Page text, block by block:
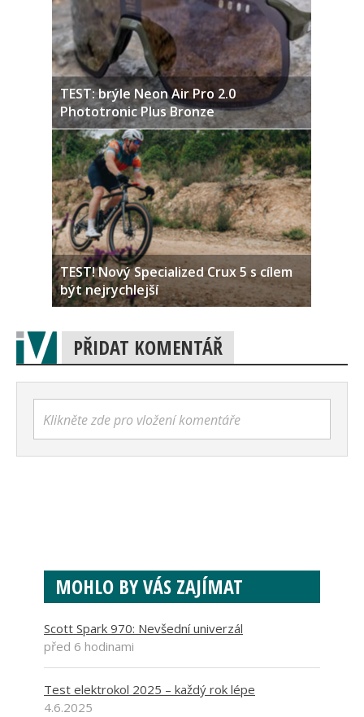
TEST: brýle Neon Air Pro 2.0
Phototronic Plus Bronze
TEST! Nový Specialized Crux 5 s cílem
být nejrychlejší
PŘIDAT KOMENTÁŘ
Klikněte zde pro vložení komentáře
MOHLO BY VÁS ZAJÍMAT
Scott Spark 970: Nevšední univerzál
před 6 hodinami
Test elektrokol 2025 – každý rok lépe
4.6.2025